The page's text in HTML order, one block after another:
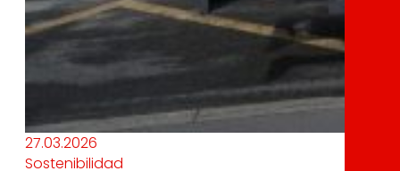
27.03.2026
Sostenibilidad